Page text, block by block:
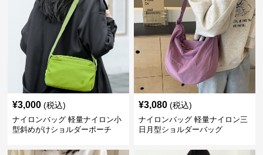
¥3,000 (税込)
ナイロンバッグ 軽量ナイロン小
型斜めがけショルダーポーチ
¥3,080 (税込)
ナイロンバッグ 軽量ナイロン三
日月型ショルダーバッグ